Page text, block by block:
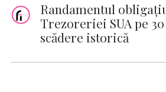
Randamentul
Trezoreriei SUA pe
scădere istorică